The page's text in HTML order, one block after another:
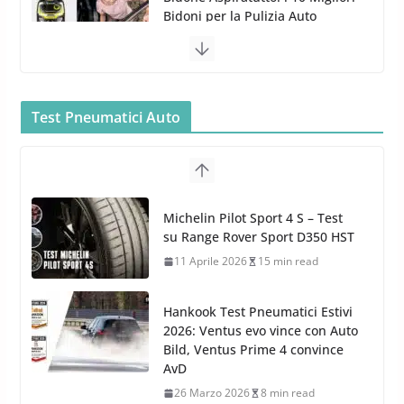
MTM PF22.2: La Migliore Foam
Gun per la tua Idropulitrice?
5 Maggio 2022
Bullock entra nel mondo della
cura dell’Auto: la nuova linea
Car Care
26 Marzo 2025
Test Pneumatici Auto
Michelin Pilot Sport 4 S – Test
11 Aprile 2026
Hankook Test Pneumatici Estivi
2026: Ventus evo vince con Auto
Bild, Ventus Prime 4 convince
26 Marzo 2026 8 min read
Test Gomme 2026 Tyre Reviews:
i Migliori pneumatici estivi
sportivi a confronto